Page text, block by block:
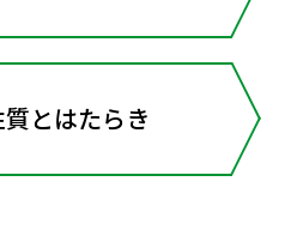
とはたらき